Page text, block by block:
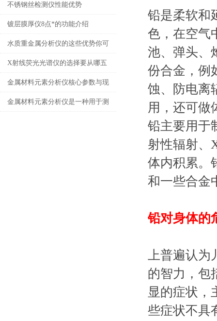
指南
不锈钢丝检测仪性能优势
镀层膜厚仪8点*的功能介绍
水质重金属分析仪的这些优势你可
都知道？
X射线荧光光谱仪的选择要从哪五
点入
金属材料元素分析仪核心参数与现
场应用指南
金属材料元素分析仪是一种用于测
铅是柔软和
色，在空气
池、弹头、
份合金，例
蚀、防电离
用，还可做
铅主要用于
射性辐射、
体内积累。
和一些合金
铅对身体的
上普遍认为
的智力，包
显的症状，
些症状不具